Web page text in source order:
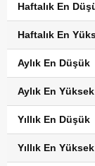
Haftalık En
Haftalık En
Aylık En Düşük
Aylık En Yüksek
Yıllık En Düşük
Yıllık En Yüksek